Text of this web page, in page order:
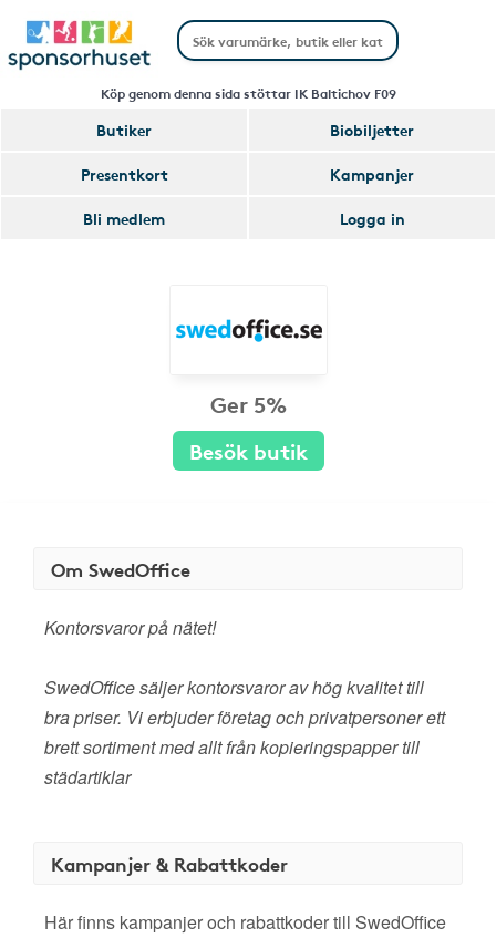
Köp genom denna sida stöttar IK Baltichov F09
Butiker
Biobiljetter
Presentkort
Kampanjer
Bli medlem
Logga in
Ger 5%
Besök butik
Om SwedOffice
Kontorsvaror på nätet!
SwedOffice säljer kontorsvaror av hög kvalitet till
bra priser. Vi erbjuder företag och privatpersoner ett
brett sortiment med allt från kopieringspapper till
städartiklar
Kampanjer & Rabattkoder
Här finns kampanjer och rabattkoder till SwedOffice